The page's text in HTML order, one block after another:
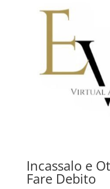
Incassalo e
Fare Debito